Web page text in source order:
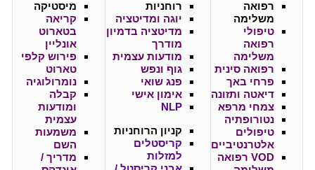
רפואה
משלימה
טיפולי
רפואה
משלימה
רפואה סינית
פרחי באך
דיאטה ותזונה
צמחי מרפא
נטורופתיה
טיפולים
אלטרנטיביים
VOD רפואה
רוחניות
יוגה ומדיטציה
מדיטציה בדמיון
מודרך
מודעות עצמית
גוף ונפש
פנג שואי
אימון אישי
NLP
קניון הרוחניות
קריסטלים
למזלות
מיסטיקה
קריאה
בטארוט
אונליין
פירוש קלפי
טארוט
נומרולוגיה
קבלה
ומודעות
עצמית
משמעות
השם
מדריך /